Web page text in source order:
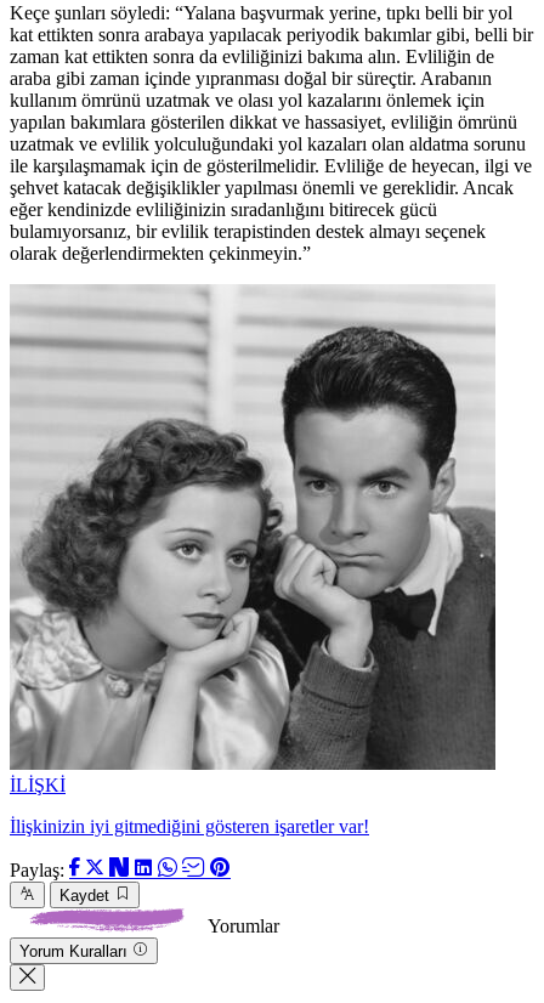
Keçe şunları söyledi: “Yalana başvurmak yerine, tıpkı belli bir yol
kat ettikten sonra arabaya yapılacak periyodik bakımlar gibi, belli bir
zaman kat ettikten sonra da evliliğinizi bakıma alın. Evliliğin de
araba gibi zaman içinde yıpranması doğal bir süreçtir. Arabanın
kullanım ömrünü uzatmak ve olası yol kazalarını önlemek için
yapılan bakımlara gösterilen dikkat ve hassasiyet, evliliğin ömrünü
uzatmak ve evlilik yolculuğundaki yol kazaları olan aldatma sorunu
ile karşılaşmamak için de gösterilmelidir. Evliliğe de heyecan, ilgi ve
şehvet katacak değişiklikler yapılması önemli ve gereklidir. Ancak
eğer kendinizde evliliğinizin sıradanlığını bitirecek gücü
bulamıyorsanız, bir evlilik terapistinden destek almayı seçenek
olarak değerlendirmekten çekinmeyin.”
İLİŞKİ
İlişkinizin iyi gitmediğini gösteren işaretler var!
Paylaş:
Kaydet
Yorumlar
Yorum Kuralları